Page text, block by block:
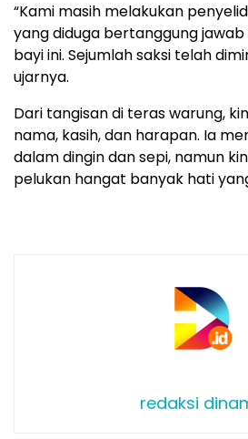
“Kami masih melakukan
yang diduga bertanggung
bayi ini. Sejumlah saksi telah
ujarnya.
Dari tangisan di teras warung,
nama, kasih, dan harapan. Ia
dalam dingin dan sepi, namun
pelukan hangat banyak hati
redaksi